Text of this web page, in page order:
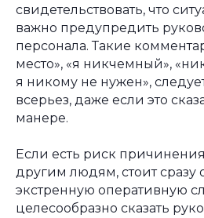
свидетельствовать, что
важно предупредить
персонала. Такие
место», «я никчемный»,
я никому не нужен»,
всерьез, даже если это
манере.
Если есть риск
другим людям, стоит сразу
экстренную оперативную
целесообразно сказать